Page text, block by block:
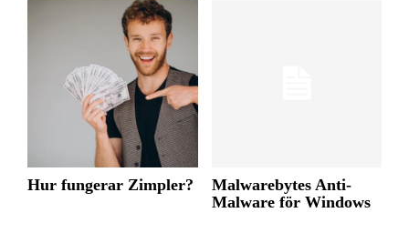
Hur fungerar Zimpler?
Malwarebytes Anti-
Malware för Windows